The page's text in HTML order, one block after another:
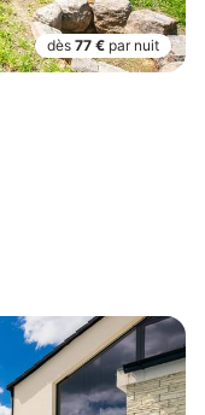
dès 77 € par nuit